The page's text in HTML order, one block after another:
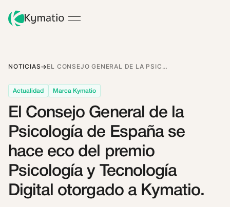
NOTICIAS EL CONSEJO GENERAL DE LA PSICOLOGÍA DE ESPAÑA SE HACE ECO DEL PREMIO PSICOLOGÍA Y TECNOLOGÍA DIGITAL OTORGADO A KYMATIO.
Actualidad Marca Kymatio
El Consejo General de la
Psicología de España se
hace eco del premio
Psicología y Tecnología
Digital otorgado a Kymatio.